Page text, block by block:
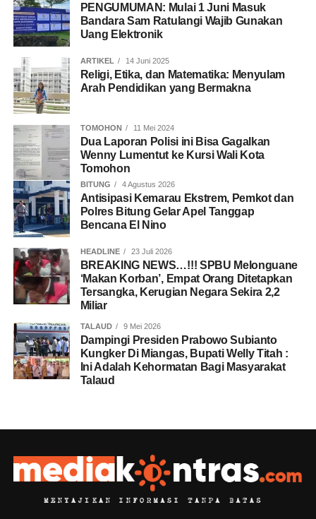
PENGUMUMAN: Mulai 1 Juni Masuk
Bandara Sam Ratulangi Wajib Gunakan
Uang Elektronik
ARTIKEL 14 Juni 2025
Religi, Etika, dan Matematika: Menyulam
Arah Pendidikan yang Bermakna
TOMOHON 11 Mei 2024
Dua Laporan Polisi ini Bisa Gagalkan
Wenny Lumentut ke Kursi Wali Kota
Tomohon
BITUNG 4 Agustus 2026
Antisipasi Kemarau Ekstrem, Pemkot dan
Polres Bitung Gelar Apel Tanggap
Bencana El Nino
HEADLINE 23 Juli 2026
BREAKING NEWS…!!! SPBU Melonguane
‘Makan Korban’, Empat Orang Ditetapkan
Tersangka, Kerugian Negara Sekira 2,2
Miliar
TALAUD 9 Mei 2026
Dampingi Presiden Prabowo Subianto
Kungker Di Miangas, Bupati Welly Titah :
Ini Adalah Kehormatan Bagi Masyarakat
Talaud